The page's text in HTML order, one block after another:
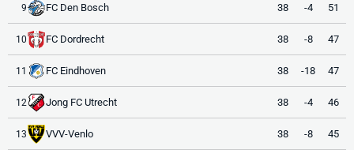
9 FC Den Bosch 38 -4 51
10 FC Dordrecht 38 -8 47
11 FC Eindhoven 38 -18 47
12 Jong FC Utrecht 38 -4 46
13 VVV-Venlo 38 -8 45